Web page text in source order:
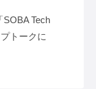
SOBA Tech
トークに